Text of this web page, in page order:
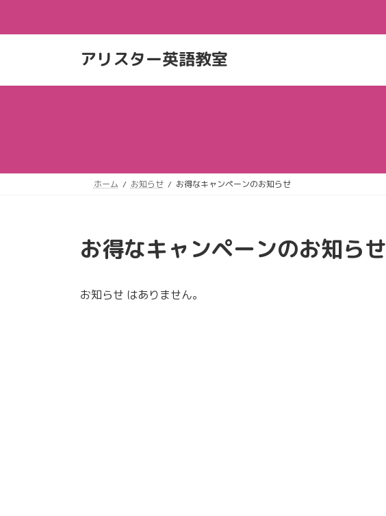
テ
へ
ゲ
ョ
アリスター英語教室
ホーム お知らせ お得なキャンペーンのお知らせ
お得なキャンペーンのお知らせ
お知らせ はありません。